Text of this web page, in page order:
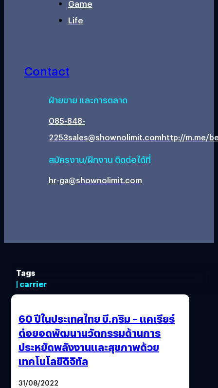
Game
Life
Contact
ฝ่ายขาย และการตลาด
085-848-
2253sales@shownolimit.comhttp://m.me/
สมัครงาน/ฝึกงาน ติดต่อได้ที่
hr-ga@shownolimit.com
Tags
| carrier
60 ปีในประเทศไทย บี.กริม – แคเรียร์
ต่อยอดพัฒนานวัตกรรมด้านการ
ประหยัดพลังงานและสุขภาพด้วย
เทคโนโลยีดิจิทัล
31/08/2022